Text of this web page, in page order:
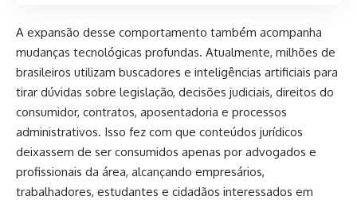
A expansão desse comportamento também acompanha
mudanças tecnológicas profundas. Atualmente, milhões de
brasileiros utilizam buscadores e inteligências artificiais para
tirar dúvidas sobre legislação, decisões judiciais, direitos do
consumidor, contratos, aposentadoria e processos
administrativos. Isso fez com que conteúdos jurídicos
deixassem de ser consumidos apenas por advogados e
profissionais da área, alcançando empresários,
trabalhadores, estudantes e cidadãos interessados em